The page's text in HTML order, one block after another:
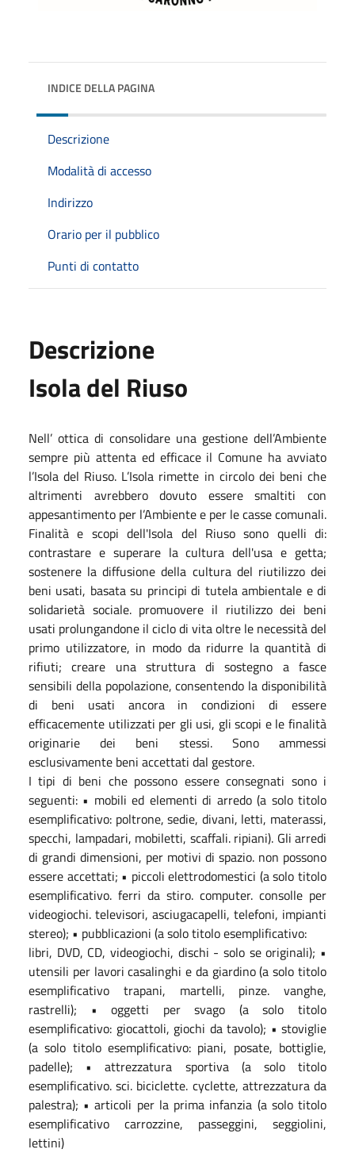
INDICE DELLA PAGINA
Descrizione
Modalità di accesso
Indirizzo
Orario per il pubblico
Punti di contatto
Descrizione
Isola del Riuso
Nell’ ottica di consolidare una gestione dell’Ambiente
sempre più attenta ed efficace il Comune ha avviato
l’Isola del Riuso. L’Isola rimette in circolo dei beni che
altrimenti avrebbero dovuto essere smaltiti
con
appesantimento per l’Ambiente e per le cassecomunali.
Finalità e scopi dell'Isola del Riuso sono quelli di:
contrastare e superare la culturadell'usa e getta;
sostenere la diffusione della cultura del riutilizzo dei
beni usati, basata su principi di tutela ambientale e di
solidarietà sociale. promuovere il riutilizzodei beni
usati prolungandone il ciclo di vita oltre le necessità del
primo utilizzatore, in modo da ridurre la quantità di
rifiuti; creare una struttura di sostegno a fasce
sensibili della popolazione, consentendo la disponibilità
di beni usati ancora in condizioni di essere
efficacemente utilizzati per gli usi, gli scopi e le finalità
originarie dei beni stessi. Sono ammessi
esclusivamente beni accettati dal gestore.
I tipi di beni che possono essere consegnati sono i
seguenti: • mobili ed elementi di arredo (a solo titolo
esemplificativo: poltrone, sedie, divani, letti, materassi,
specchi, lampadari, mobiletti, scaffali. ripiani). Gli arredi
di grandi dimensioni, per motivi di spazio. non possono
essere accettati; • piccoli elettrodomestici (asolo titolo
esemplificativo. ferri da stiro. computer. consolle per
videogiochi. televisori, asciugacapelli, telefoni, impianti
stereo); • pubblicazioni (a solo titolo esemplificativo:
libri, DVD, CD, videogiochi, dischi - solo se originali); •
utensili per lavori casalinghi e da giardino (a solo titolo
esemplificativo trapani, martelli, pinze. vanghe,
rastrelli); •oggetti per svago (a solo titolo
esemplificativo: giocattoli, giochi da tavolo); • stoviglie
(a solo titolo esemplificativo: piani, posate, bottiglie,
padelle); • attrezzatura sportiva (a solo titolo
esemplificativo. sci. biciclette. cyclette, attrezzatura da
palestra); •articoli per la prima infanzia (a solo titolo
esemplificativo carrozzine, passeggini, seggiolini,
lettini)